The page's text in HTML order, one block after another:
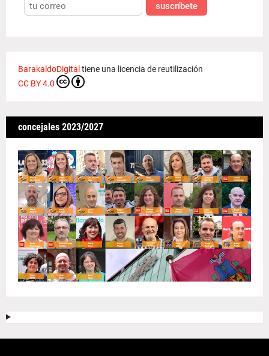
suscríbete
BarakaldoDigital tiene una licencia de reutilización
CC BY 4.0
concejales 2023/2027